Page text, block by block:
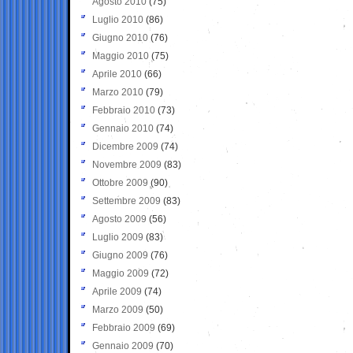
Luglio 2010 (86)
Giugno 2010 (76)
Maggio 2010 (75)
Aprile 2010 (66)
Marzo 2010 (79)
Febbraio 2010 (73)
Gennaio 2010 (74)
Dicembre 2009 (74)
Novembre 2009 (83)
Ottobre 2009 (90)
Settembre 2009 (83)
Agosto 2009 (56)
Luglio 2009 (83)
Giugno 2009 (76)
Maggio 2009 (72)
Aprile 2009 (74)
Marzo 2009 (50)
Febbraio 2009 (69)
Gennaio 2009 (70)